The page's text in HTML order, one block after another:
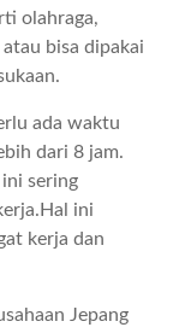
olahraga,
bisa dipakai
ada waktu
dari 8 jam.
sering
ini
kerja dan
Jepang